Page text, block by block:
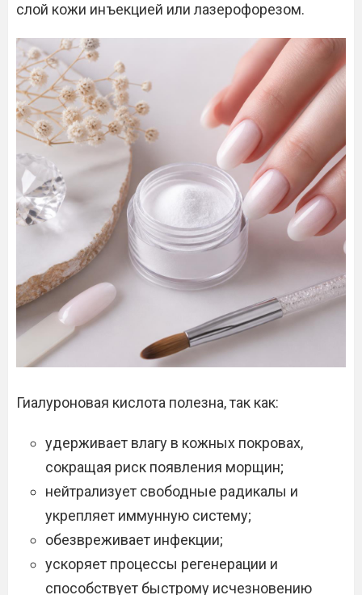
слой кожи инъекцией или лазерофорезом.
Гиалуроновая кислота полезна, так как:
удерживает влагу в кожных покровах,
сокращая риск появления морщин;
нейтрализует свободные радикалы и
укрепляет иммунную систему;
обезвреживает инфекции;
ускоряет процессы регенерации и
способствует быстрому исчезновению